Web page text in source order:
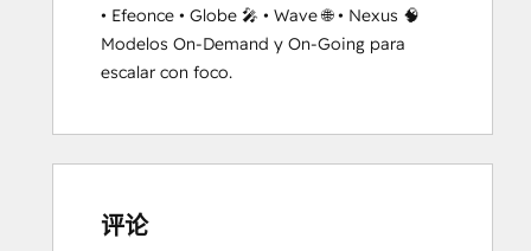
• Efeonce • Globe 🎤 • Wave 🌐 • Nexus 🧠
Modelos On-Demand y On-Going para
escalar con foco.
评论